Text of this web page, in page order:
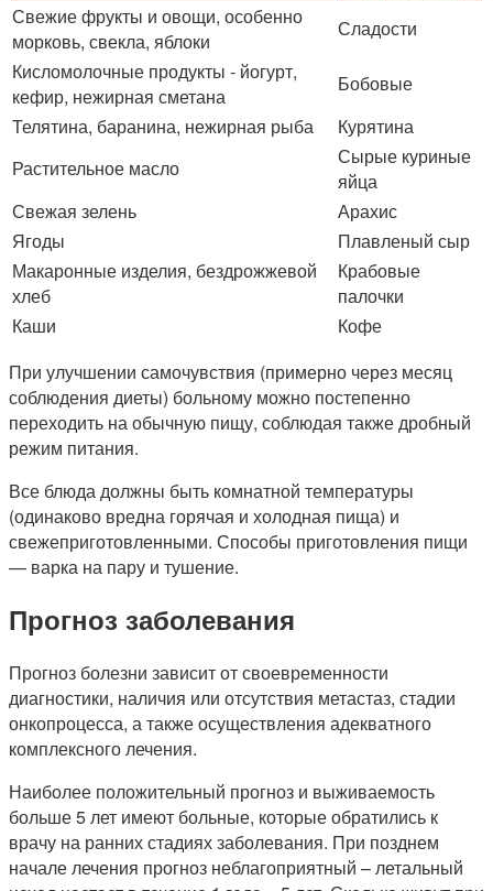
Свежие фрукты и овощи, особенно
морковь, свекла, яблоки
Сладости
Кисломолочные продукты - йогурт,
кефир, нежирная сметана
Бобовые
Телятина, баранина, нежирная рыба
Курятина
Растительное масло
Сырые куриные
яйца
Свежая зелень
Арахис
Ягоды
Плавленый сыр
Макаронные изделия, бездрожжевой
хлеб
Крабовые
палочки
Каши
Кофе
При улучшении самочувствия (примерно через месяц
соблюдения диеты) больному можно постепенно
переходить на обычную пищу, соблюдая также дробный
режим питания.
Все блюда должны быть комнатной температуры
(одинаково вредна горячая и холодная пища) и
свежеприготовленными. Способы приготовления пищи
— варка на пару и тушение.
Прогноз заболевания
Прогноз болезни зависит от своевременности
диагностики, наличия или отсутствия метастаз, стадии
онкопроцесса, а также осуществления адекватного
комплексного лечения.
Наиболее положительный прогноз и выживаемость
больше 5 лет имеют больные, которые обратились к
врачу на ранних стадиях заболевания. При позднем
начале лечения прогноз неблагоприятный – летальный